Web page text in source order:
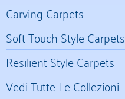
Carving Carpets
Soft Touch Style Carpets
Resilient Style Carpets
Vedi Tutte Le Collezioni